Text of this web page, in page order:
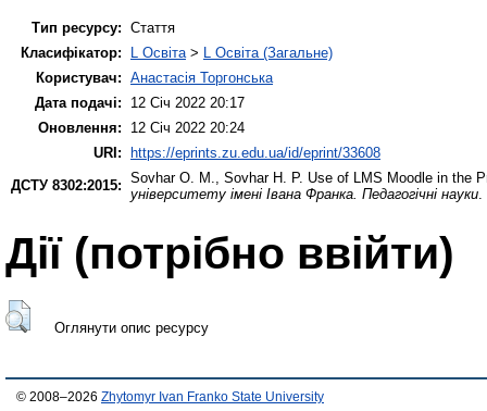
Тип ресурсу: Стаття
Класифікатор:
L Освіта > L Освіта (Загальне)
Користувач: Анастасія Торгонська
Дата подачі:
12 Січ 2022 20:17
Оновлення:
12 Січ 2022 20:24
URI: https://eprints.zu.edu.ua/id/eprint/33608
ДСТУ 8302:2015: Sovhar O. M. Sovhar H. P. Use of LMS Moodle in the
університету імені Івана Франка. Педагогічні науки
Дії ​​(потрібно ввійти)
Оглянути опис ресурсу
© 2008–2026 Zhytomyr Ivan Franko State University